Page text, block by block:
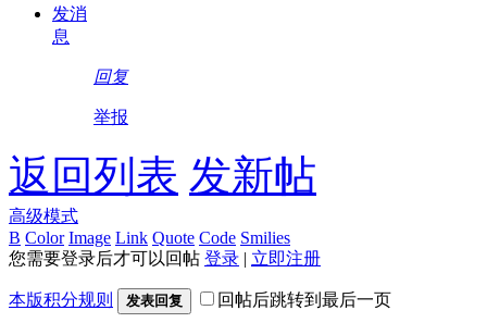
发消
息
回复
举报
返回列表 发新帖
高级模式
B Color Image Link Quote Code Smilies
您需要登录后才可以回帖 登录 | 立即注册
本版积分规则 发表回复 回帖后跳转到最后一页